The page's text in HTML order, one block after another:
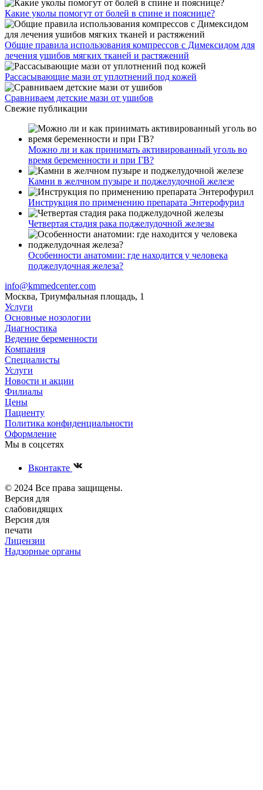
Какие уколы помогут от болей в спине и пояснице?
Общие правила использования компрессов с Димексидом для
лечения ушибов мягких тканей и растяжений
Рассасывающие мази от уплотнений под кожей
Сравниваем детские мази от ушибов
Свежие публикации
Можно ли и как принимать активированный уголь во
время беременности и при ГВ?
Камни в желчном пузыре и поджелудочной железе
Инструкция по применению препарата Энтерофурил
Четвертая стадия рака поджелудочной железы
Особенности анатомии: где находится у человека
поджелудочная железа?
info@kmmedcenter.com
Москва, Триумфальная площадь, 1
Услуги
Основные нозологии
Диагностика
Ведение беременности
Компания
Специалисты
Услуги
Новости и акции
Филиалы
Цены
Пациенту
Политика конфиденциальности
Оформление
Мы в соцсетях
Вконтакте
© 2024 Все права защищены.
Версия для
слабовидящих
Версия для
печати
Лицензии
Надзорные органы